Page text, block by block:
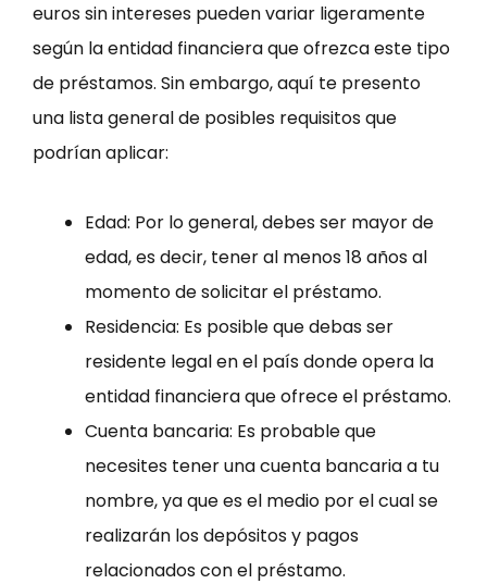
euros sin intereses pueden variar ligeramente
según la entidad financiera que ofrezca este tipo
de préstamos. Sin embargo, aquí te presento
una lista general de posibles requisitos que
podrían aplicar:
Edad: Por lo general, debes ser mayor de
edad, es decir, tener al menos 18 años al
momento de solicitar el préstamo.
Residencia: Es posible que debas ser
residente legal en el país donde opera la
entidad financiera que ofrece el préstamo.
Cuenta bancaria: Es probable que
necesites tener una cuenta bancaria a tu
nombre, ya que es el medio por el cual se
realizarán los depósitos y pagos
relacionados con el préstamo.